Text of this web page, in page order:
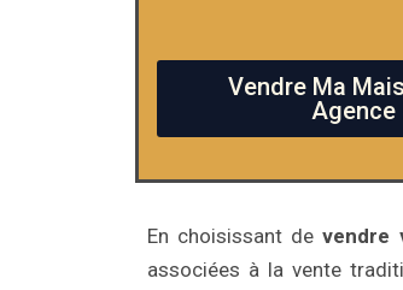
Vendre Ma
Agence
En choisissant devendre
associées à la vente